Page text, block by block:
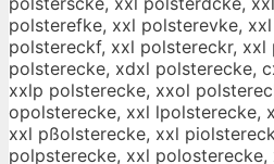
polsterefke, xxl polsterevke,
polstereckf, xxl polstereckr,
polsterecke, xdxl polsterecke,
xxlp polsterecke, xxol
opolsterecke, xxl lpolsterecke,
xxl pßolsterecke, xxl
polpsterecke, xxl